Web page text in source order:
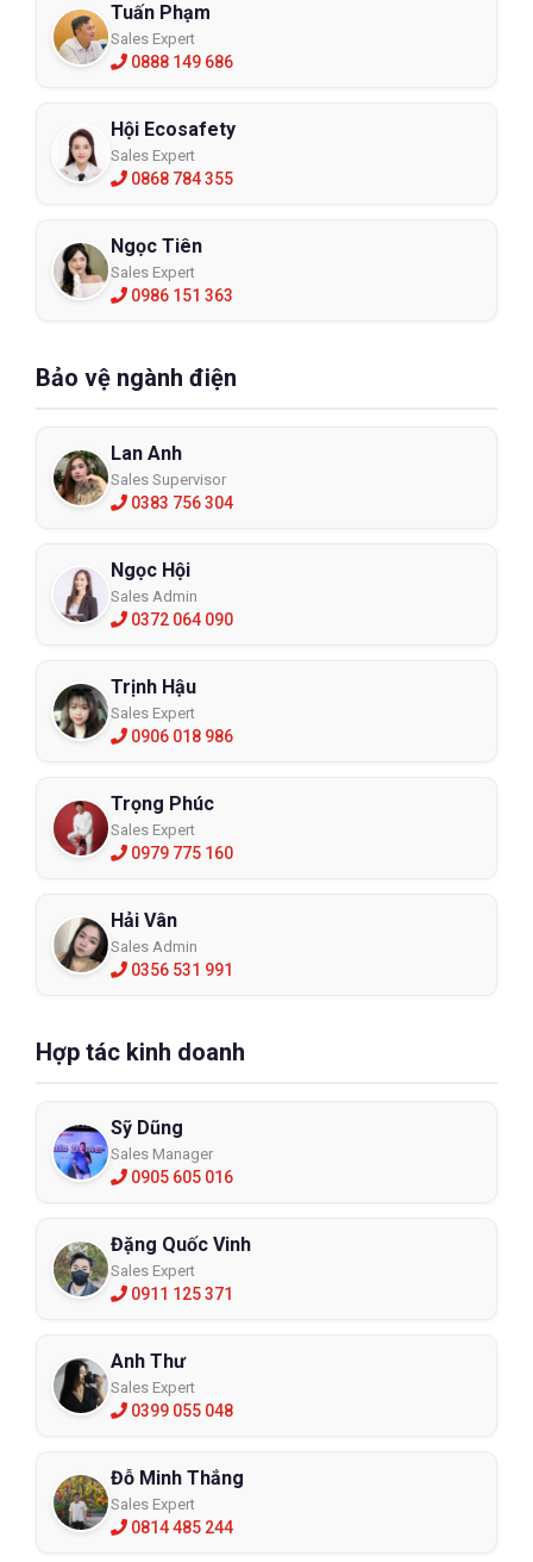
Tuấn Phạm
Sales Expert
0888 149 686
Hội Ecosafety
Sales Expert
0868 784 355
Ngọc Tiên
Sales Expert
0986 151 363
Bảo vệ ngành điện
Lan Anh
Sales Supervisor
0383 756 304
Ngọc Hội
Sales Admin
0372 064 090
Trịnh Hậu
Sales Expert
0906 018 986
Trọng Phúc
Sales Expert
0979 775 160
Hải Vân
Sales Admin
0356 531 991
Hợp tác kinh doanh
Sỹ Dũng
Sales Manager
0905 605 016
Đặng Quốc Vinh
Sales Expert
0911 125 371
Anh Thư
Sales Expert
0399 055 048
Đỗ Minh Thắng
Sales Expert
0814 485 244